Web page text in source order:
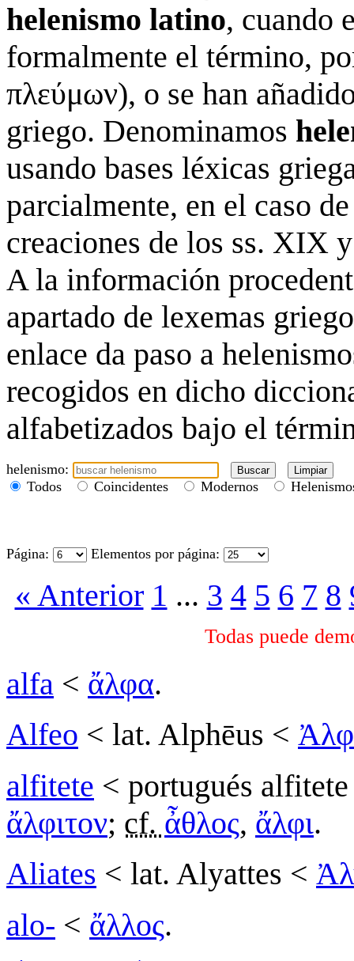
helenismo latino, cuando
formalmente el término,
πλεύμων), o se han
griego. Denominamos
usando bases léxicas
parcialmente, en el caso
creaciones de los ss. XIX
A la información
apartado de lexemas
enlace da paso a
recogidos en dicho
alfabetizados bajo el
helenismo:
Todos
Coincidentes Modernos
Página: Elementos por página:
« Anterior 1 ... 3 4 5 6 7 8
Todas puede
alfa < ἄλφα.
Alfeo < lat. Alphēus <
alfitete < portugués
ἄλφιτον; cf. ἆθλος, ἄλφι.
Aliates < lat. Alyattes <
alo- < ἄλλος.